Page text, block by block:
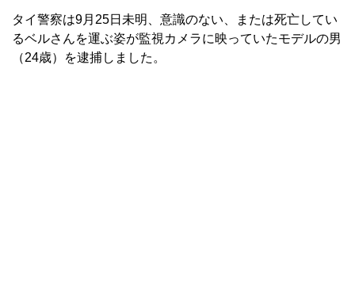
タイ警察は9月25日未明、意識のない、または死亡してい
るベルさんを運ぶ姿が監視カメラに映っていたモデルの男
（24歳）を逮捕しました。